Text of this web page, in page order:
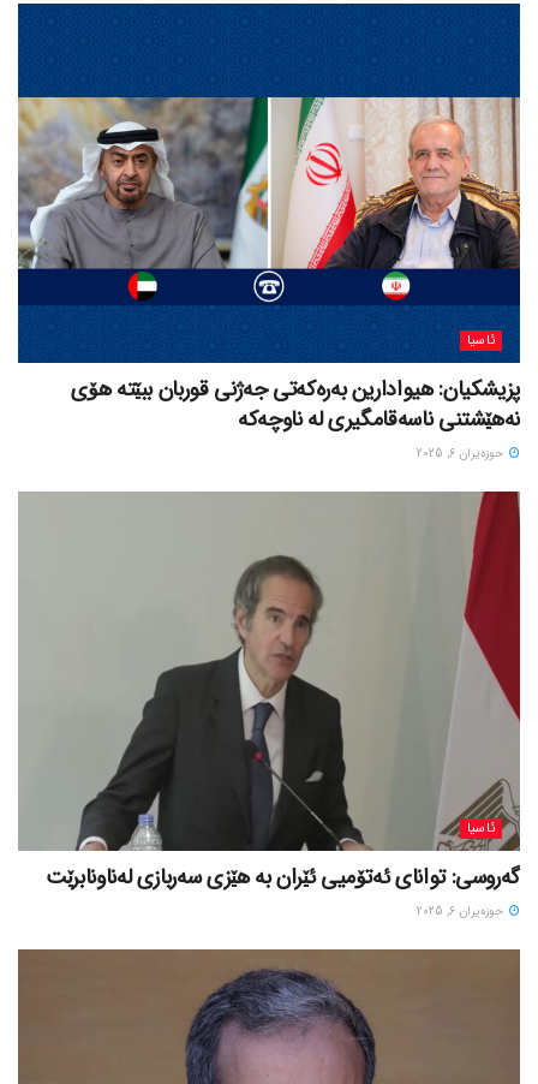
ئاسیا
پزیشکیان: هیوادارین بەرەکەتی جەژنی قوربان ببێتە هۆی
نەهێشتنی ناسەقامگیری لە ناوچەکە
حوزه‌یران 6, 2025
ئاسیا
گەروسی: توانای ئەتۆمیی ئێران بە هێزی سەربازی لەناونابرێت
حوزه‌یران 6, 2025